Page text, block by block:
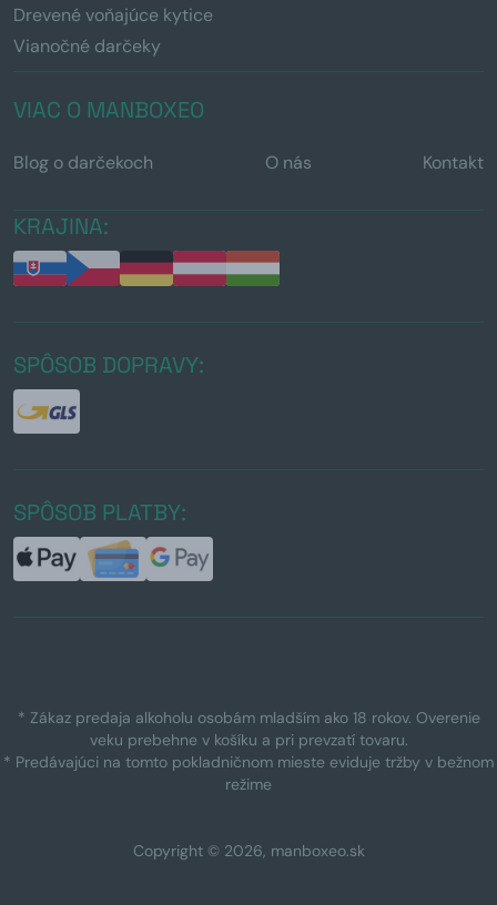
Drevené voňajúce kytice
Vianočné darčeky
VIAC O MANBOXEO
Blog o darčekoch O nás Kontakt
KRAJINA:
SPÔSOB DOPRAVY:
SPÔSOB PLATBY:
* Zákaz predaja alkoholu osobám mladším ako 18 rokov. Overenie
veku prebehne v košíku a pri prevzatí tovaru.
* Predávajúci na tomto pokladničnom mieste eviduje tržby v bežnom
režime
Copyright © 2026, manboxeo.sk